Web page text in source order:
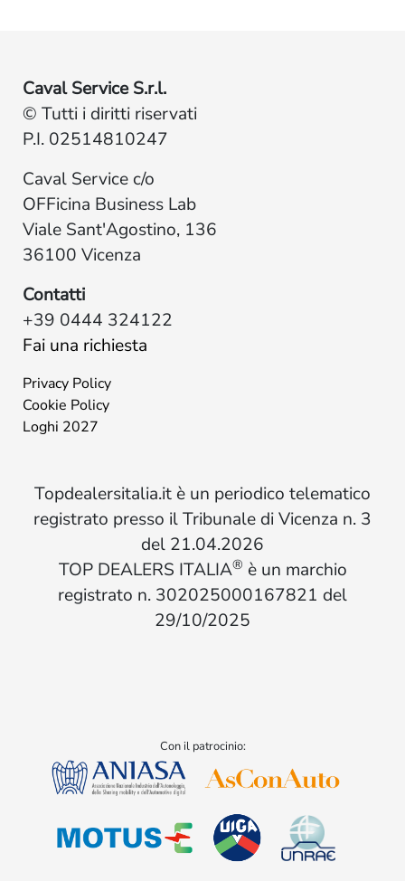
Caval Service S.r.l.
© Tutti i diritti riservati
P.I. 02514810247
Caval Service c/o
OFFicina Business Lab
Viale Sant'Agostino, 136
36100 Vicenza
Contatti
+39 0444 324122
Fai una richiesta
Privacy Policy
Cookie Policy
Loghi 2027
Topdealersitalia.it è un periodico telematico
registrato presso il Tribunale di Vicenza n. 3
del 21.04.2026
TOP DEALERS ITALIA® è un marchio
registrato n. 302025000167821 del
29/10/2025
Con il patrocinio: